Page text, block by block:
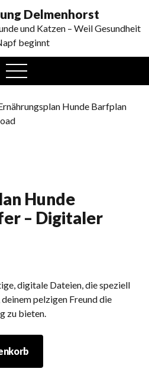
Delmenhorst
und Katzen – Weil Gesundheit
beginnt
open
menu
Hunde Barfplan
Hunde
– Digitaler
digitale Dateien, die speziell
pelzigen Freund die
zu bieten.